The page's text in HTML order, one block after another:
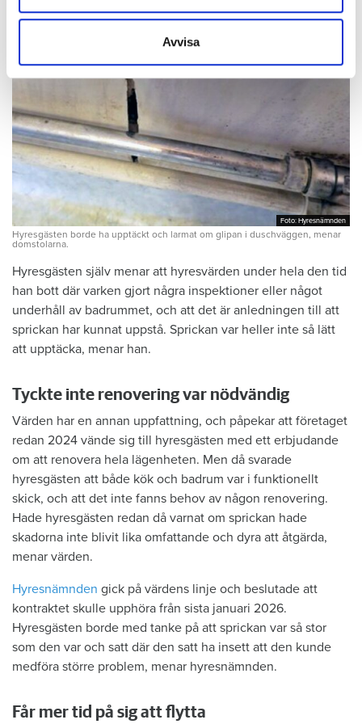
samlat in när du har använt deras tjänster.
Avvisa
Foto: Hyresnämnden
Foto: Hyresnämnden
Hyresgästen borde ha upptäckt och larmat om glipan i duschväggen, menar
domstolarna.
Hyresgästen själv menar att hyresvärden under hela den tid
han bott där varken gjort några inspektioner eller något
underhåll av badrummet, och att det är anledningen till att
sprickan har kunnat uppstå. Sprickan var heller inte så lätt
att upptäcka, menar han.
Tyckte inte renovering var nödvändig
Värden har en annan uppfattning, och påpekar att företaget
redan 2024 vände sig till hyresgästen med ett erbjudande
om att renovera hela lägenheten. Men då svarade
hyresgästen att både kök och badrum var i funktionellt
skick, och att det inte fanns behov av någon renovering.
Hade hyresgästen redan då varnat om sprickan hade
skadorna inte blivit lika omfattande och dyra att åtgärda,
menar värden.
Hyresnämnden gick på värdens linje och beslutade att
kontraktet skulle upphöra från sista januari 2026.
Hyresgästen borde med tanke på att sprickan var så stor
som den var och satt där den satt ha insett att den kunde
medföra större problem, menar hyresnämnden.
Får mer tid på sig att flytta